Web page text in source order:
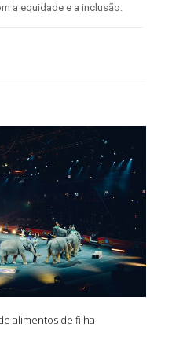
a equidade e a inclusão.
alimentos de filha